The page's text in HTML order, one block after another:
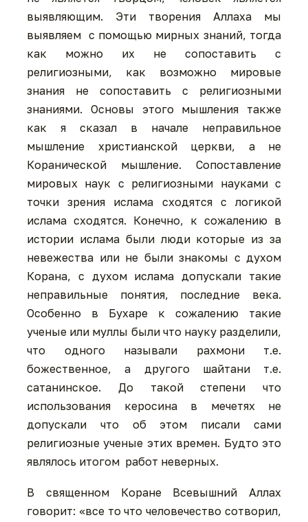
выявляющим. Эти творения Аллаха мы
выявляем с помощью мирных знаний, тогда
как можно их не сопоставить с
религиозными, как возможно мировые
знания не сопоставить с религиозными
знаниями. Основы этого мышления также
как я сказал в начале неправильное
мышление христианской церкви, а не
Коранической мышление. Сопоставление
мировых наук с религиозными науками с
точки зрения ислама сходятся с логикой
ислама сходятся. Конечно, к сожалению в
истории ислама были люди которые из за
невежества или не были знакомы с духом
Корана, с духом ислама допускали такие
неправильные понятия, последние века.
Особенно в Бухаре к сожалению такие
ученые или муллы были что науку разделили,
что одного называли рахмони т.е.
божественное, а другого шайтани т.е.
сатанинское. До такой степени что
использования керосина в мечетях не
допускали что об этом писали сами
религиозные ученые этих времен. Будто это
являлось итогом работ неверных.
В священном Коране Всевышний Аллах
говорит: «все то что человечество сотворил,